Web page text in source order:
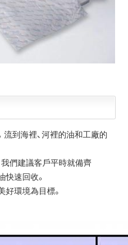
到海裡、河裡的油和工廠的
們建議客戶平時就備齊
快速回收。
好環境為目標。